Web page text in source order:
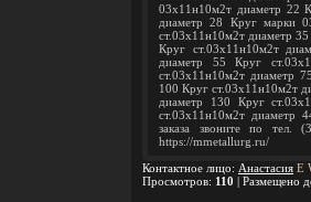
03х11н10м2т диаметр 22
диаметр 28 Круг марки
ст.03х11н10м2т диаметр
Круг ст.03х11н10м2т
диаметр 55 Круг
ст.03х11н10м2т диаметр
100 Круг ст.03х11н10м2т
диаметр 130 Круг
ст.03х11н10м2т диаметр
заказа звоните по тел.
https://mmetallurg.ru/
Контактное лицо: Анастасия E
Просмотров: 110 | Размещено